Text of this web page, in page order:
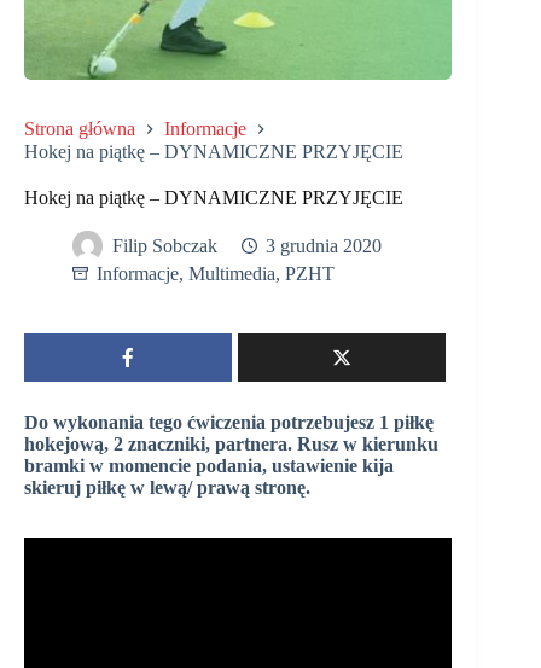
Strona główna
Informacje
Hokej na piątkę – DYNAMICZNE PRZYJĘCIE
Hokej na piątkę – DYNAMICZNE PRZYJĘCIE
Filip Sobczak
3 grudnia 2020
Informacje, Multimedia, PZHT
Do wykonania tego ćwiczenia potrzebujesz 1 piłkę
hokejową, 2 znaczniki, partnera. Rusz w kierunku
bramki w momencie podania, ustawienie kija
skieruj piłkę w lewą/ prawą stronę.